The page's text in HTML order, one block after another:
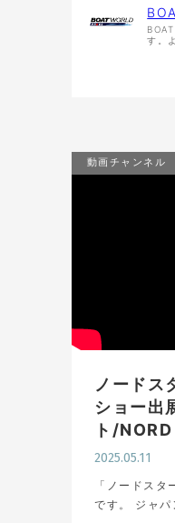
す。
動画チャンネル
ノードス
ショー出
ト/
2025.05.11
「ノードス
です。 ジャパ